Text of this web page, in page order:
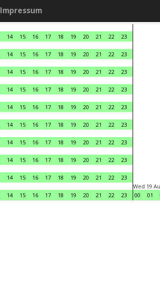
Impressum
14 15 16 17 18 19 20 21 22
23
14 15 16 17 18 19 20 21 22
23
14 15 16 17 18 19 20 21 22
23
14 15 16 17 18 19 20 21 22
23
14 15 16 17 18 19 20 21 22
23
14 15 16 17 18 19 20 21 22
23
14 15 16 17 18 19 20 21 22
23
14 15 16 17 18 19 20 21 22
23
14 15 16 17 18 19 20 21 22
23
14 15 16 17 18 19 20 21 22 23
Wed 19
00
01